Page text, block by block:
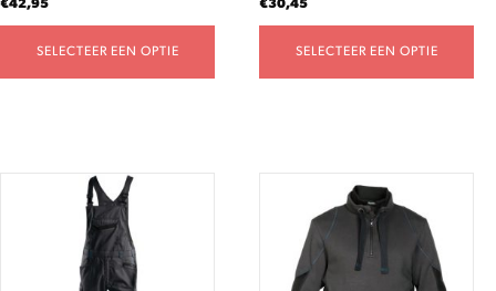
€42,95
SELECTEER EEN OPTIE
€30,45
SELECTEER EEN OPTIE